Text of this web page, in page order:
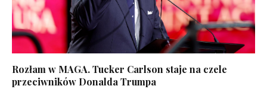
Rozłam w MAGA. Tucker Carlson staje na czele
przeciwników Donalda Trumpa